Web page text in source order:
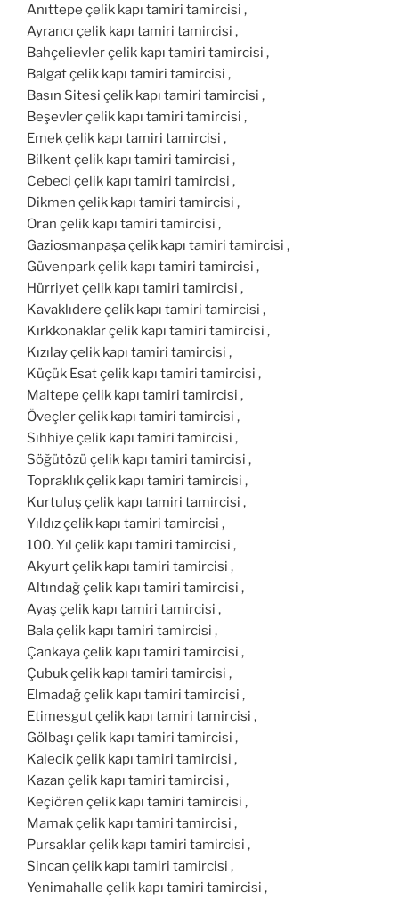
Anıttepe çelik kapı tamiri tamircisi ,
Ayrancı çelik kapı tamiri tamircisi ,
Bahçelievler çelik kapı tamiri tamircisi ,
Balgat çelik kapı tamiri tamircisi ,
Basın Sitesi çelik kapı tamiri tamircisi ,
Beşevler çelik kapı tamiri tamircisi ,
Emek çelik kapı tamiri tamircisi ,
Bilkent çelik kapı tamiri tamircisi ,
Cebeci çelik kapı tamiri tamircisi ,
Dikmen çelik kapı tamiri tamircisi ,
Oran çelik kapı tamiri tamircisi ,
Gaziosmanpaşa çelik kapı tamiri tamircisi ,
Güvenpark çelik kapı tamiri tamircisi ,
Hürriyet çelik kapı tamiri tamircisi ,
Kavaklıdere çelik kapı tamiri tamircisi ,
Kırkkonaklar çelik kapı tamiri tamircisi ,
Kızılay çelik kapı tamiri tamircisi ,
Küçük Esat çelik kapı tamiri tamircisi ,
Maltepe çelik kapı tamiri tamircisi ,
Öveçler çelik kapı tamiri tamircisi ,
Sıhhiye çelik kapı tamiri tamircisi ,
Söğütözü çelik kapı tamiri tamircisi ,
Topraklık çelik kapı tamiri tamircisi ,
Kurtuluş çelik kapı tamiri tamircisi ,
Yıldız çelik kapı tamiri tamircisi ,
100. Yıl çelik kapı tamiri tamircisi ,
Akyurt çelik kapı tamiri tamircisi ,
Altındağ çelik kapı tamiri tamircisi ,
Ayaş çelik kapı tamiri tamircisi ,
Bala çelik kapı tamiri tamircisi ,
Çankaya çelik kapı tamiri tamircisi ,
Çubuk çelik kapı tamiri tamircisi ,
Elmadağ çelik kapı tamiri tamircisi ,
Etimesgut çelik kapı tamiri tamircisi ,
Gölbaşı çelik kapı tamiri tamircisi ,
Kalecik çelik kapı tamiri tamircisi ,
Kazan çelik kapı tamiri tamircisi ,
Keçiören çelik kapı tamiri tamircisi ,
Mamak çelik kapı tamiri tamircisi ,
Pursaklar çelik kapı tamiri tamircisi ,
Sincan çelik kapı tamiri tamircisi ,
Yenimahalle çelik kapı tamiri tamircisi ,